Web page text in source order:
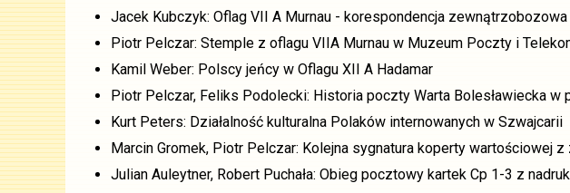
Jacek Kubczyk: Oflag VII A Murnau - korespondencja
Piotr Pelczar: Stemple z oflagu VIIA Murnau w Muzeum Poczty i
Kamil Weber: Polscy jeńcy w Oflagu XII A Hadamar
Piotr Pelczar, Feliks Podolecki: Historia poczty Warta Bolesławiecka w
Kurt Peters: Działalność kulturalna Polaków internowanych w Szwajcarii
Marcin Gromek, Piotr Pelczar: Kolejna sygnatura koperty wartościowej
Julian Auleytner, Robert Puchała: Obieg pocztowy kartek Cp 1-3 z